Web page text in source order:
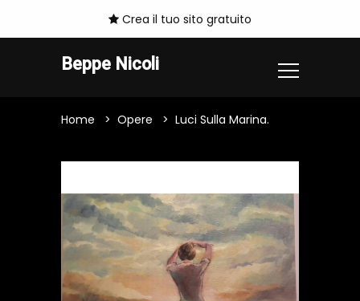
Crea il tuo sito gratuito
Beppe Nicoli
Home Opere Luci Sulla Marina.